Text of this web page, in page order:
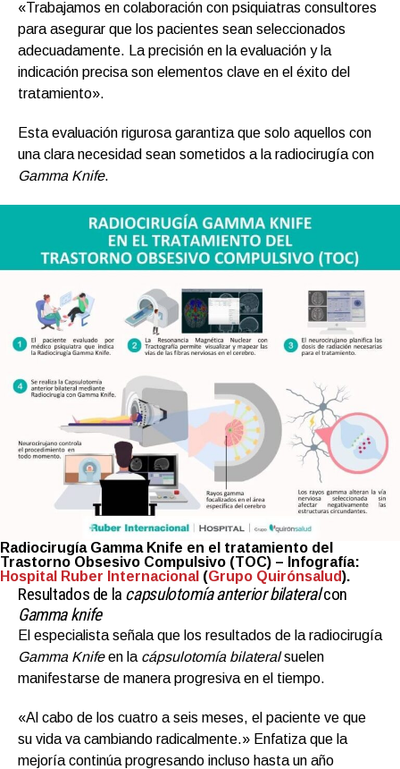
«Trabajamos en colaboración con psiquiatras consultores
para asegurar que los pacientes sean seleccionados
adecuadamente. La precisión en la evaluación y la
indicación precisa son elementos clave en el éxito del
tratamiento».
Esta evaluación rigurosa garantiza que solo aquellos con
una clara necesidad sean sometidos a la radiocirugía con
Gamma Knife.
Radiocirugía Gamma Knife en el tratamiento del
Trastorno Obsesivo Compulsivo (TOC) – Infografía:
Hospital Ruber Internacional (Grupo Quirónsalud).
Resultados de la capsulotomía anterior bilateralcon
Gamma knife
El especialista señala que los resultados de la radiocirugía
Gamma Knifeen la cápsulotomía bilateralsuelen
manifestarse de manera progresiva en el tiempo.
«Al cabo de los cuatro a seis meses, el paciente ve que
su vida va cambiando radicalmente.» Enfatiza que la
mejoría continúa progresando incluso hasta un año